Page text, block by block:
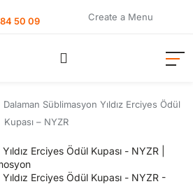
50 09 Create a Menu
Dalaman Süblimasyon Yıldız Erciyes Ödül
Kupası – NYZR